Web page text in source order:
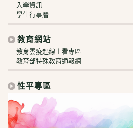
入學資訊
學生行事曆
教育網站
教育雲疫起線上看專區
教育部特殊教育通報網
性平專區